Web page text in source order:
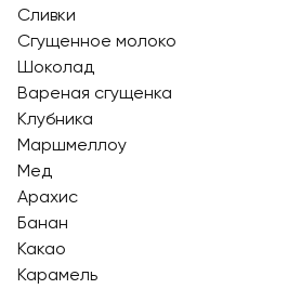
Сливки
Сгущенное молоко
Шоколад
Вареная сгущенка
Клубника
Маршмеллоу
Мед
Арахис
Банан
Какао
Карамель